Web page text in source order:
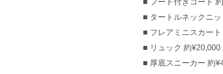
フード付きコート
タートルネックニ
フレアミニスカー
リュック 約
厚底スニーカー 約